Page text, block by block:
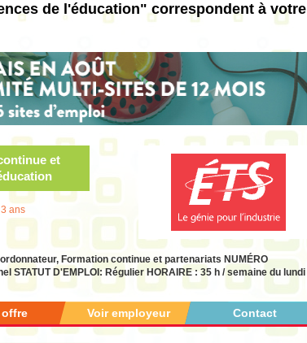
de l'éducation" correspondent à votre
et
3 ans
Formation continue et partenariats NUMÉRO
STATUT D'EMPLOI: Régulier HORAIRE : 35 h / semaine du lundi
offre Voir employeur Contact